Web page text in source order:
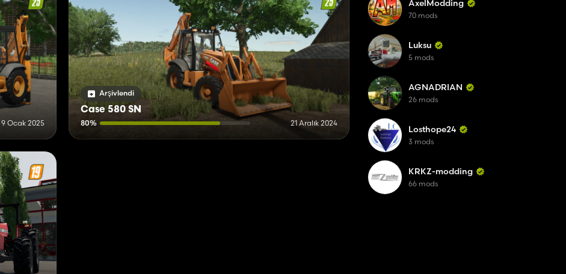
9 Ocak 2025
Arşivlendi
Case 580 SN
80% 21 Aralık 2024
AxelModding
70 mods
Luksu
5 mods
AGNADRIAN
26 mods
Losthope24
3 mods
KRKZ-modding
66 mods